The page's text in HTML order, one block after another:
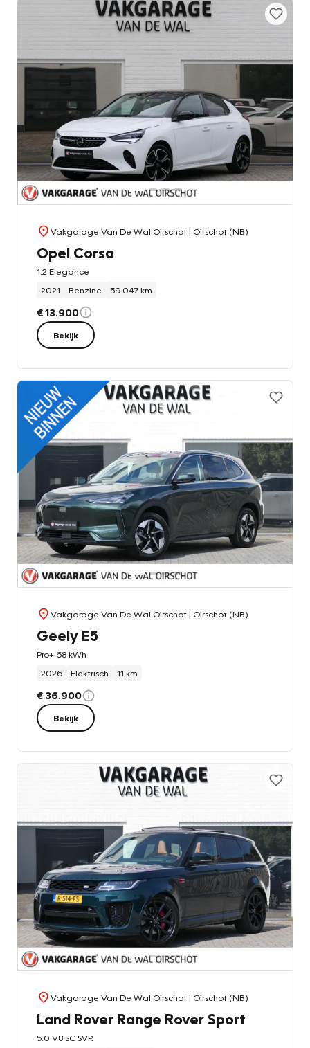
Vakgarage Van De Wal Oirschot| Oirschot (NB)
Opel Corsa
1.2 Elegance
2021
Benzine 59.047 km
€ 13.900
Bekijk
Vakgarage Van De Wal Oirschot| Oirschot (NB)
Geely E5
Pro+ 68 kWh
2026
Elektrisch 11 km
€ 36.900
Bekijk
Vakgarage Van De Wal Oirschot| Oirschot (NB)
Land Rover Range Rover Sport
5.0 V8 SC SVR